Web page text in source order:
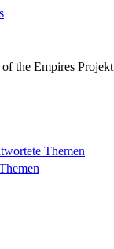
the Empires Projekt
Themen